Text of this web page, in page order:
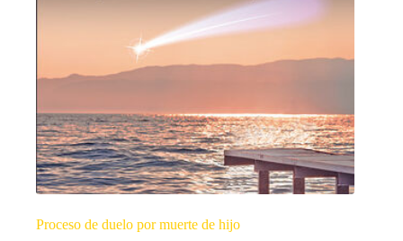
Proceso de duelo por muerte de hijo